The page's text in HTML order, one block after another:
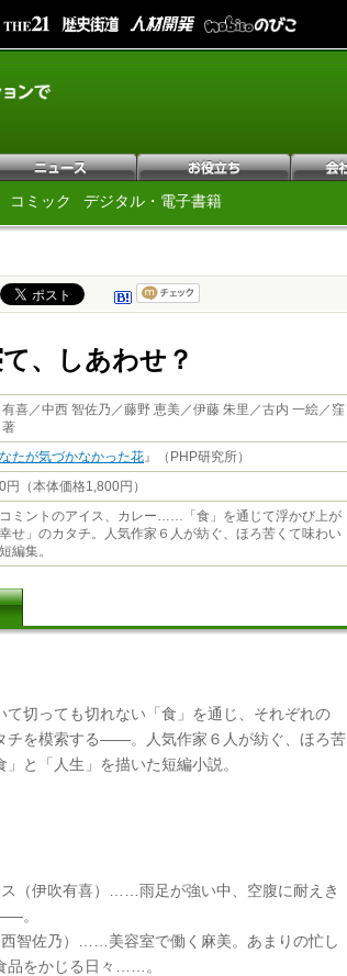
コミック デジタル・電子書籍
、しあわせ？
喜／中西 智佐乃／藤野 恵美／伊藤 朱里／古内 一絵／窪
著
たが気づかなかった花』（PHP研究所）
円（本体価格1,800円）
ミントのアイス、カレー……「食」を通じて浮かび上が
せ」のカタチ。人気作家６人が紡ぐ、ほろ苦くて味わい
編集。
切っても切れない「食」を通じ、それぞれの
チを模索する――。人気作家６人が紡ぐ、ほろ苦
」と「人生」を描いた短編小説。
（伊吹有喜）……雨足が強い中、空腹に耐えき
。
智佐乃）……美容室で働く麻美。あまりの忙し
品をかじる日々……。